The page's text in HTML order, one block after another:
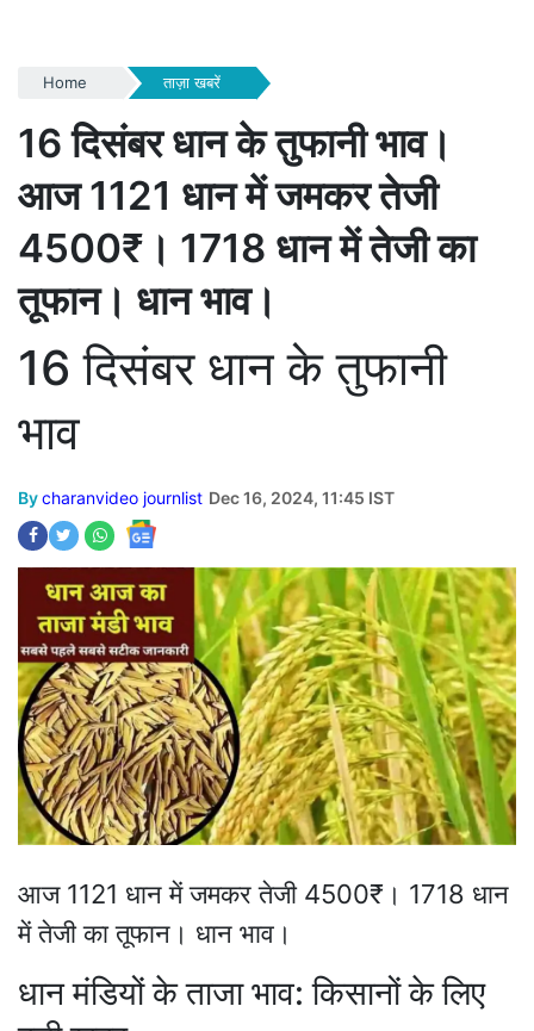
Home ताज़ा खबरें
16 दिसंबर धान के तुफानी भाव।
आज 1121 धान में जमकर तेजी
4500₹। 1718 धान में तेजी का
तूफान। धान भाव।
16 दिसंबर धान के तुफानी
भाव
Bycharanvideo journlist Dec 16, 2024, 11:45 IST
आज 1121 धान में जमकर तेजी 4500₹। 1718 धान
में तेजी का तूफान। धान भाव।
धान मंडियों के ताजा भाव: किसानों के लिए